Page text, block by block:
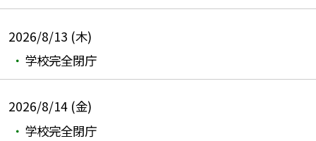
2026/8/13 (木)
学校完全閉庁
2026/8/14 (金)
学校完全閉庁